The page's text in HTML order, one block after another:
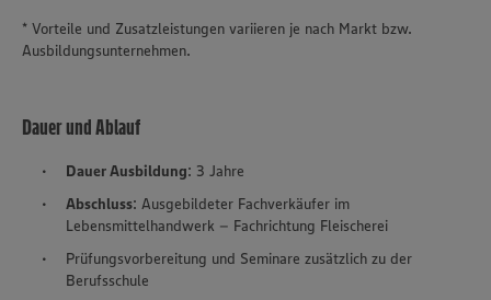
* Vorteile und Zusatzleistungen variieren je nach Markt bzw.
Ausbildungsunternehmen.
Dauer und Ablauf
Dauer Ausbildung: 3 Jahre
Abschluss: Ausgebildeter Fachverkäufer im
Lebensmittelhandwerk – Fachrichtung Fleischerei
Prüfungsvorbereitung und Seminare zusätzlich zu der
Berufsschule